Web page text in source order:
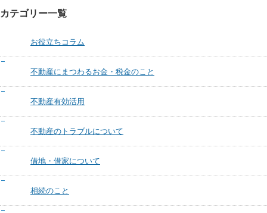
カテゴリー一覧
お役立ちコラム
不動産にまつわるお金・税金のこと
不動産有効活用
不動産のトラブルについて
借地・借家について
相続のこと